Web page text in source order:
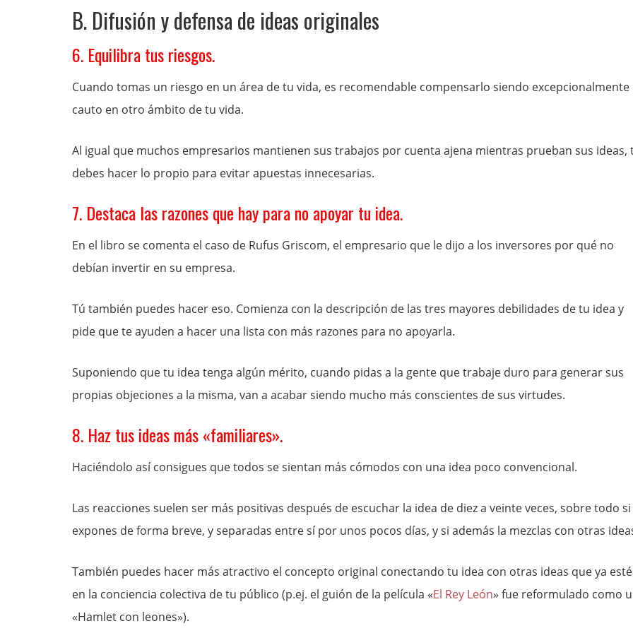
B. Difusión y defensa de ideas originales
6. Equilibra tus riesgos.
Cuando tomas un riesgo en un área de tu vida, es recomendable compensarlo siendo excepcionalmente
cauto en otro ámbito de tu vida.
Al igual que muchos empresarios mantienen sus trabajos por cuenta ajena mientras prueban sus ideas,
debes hacer lo propio para evitar apuestas innecesarias.
7. Destaca las razones que hay para no apoyar tu idea.
En el libro se comenta el caso de Rufus Griscom, el empresario que le dijo a los inversores por qué no
debían invertir en su empresa.
Tú también puedes hacer eso. Comienza con la descripción de las tres mayores debilidades de tu idea y
pide que te ayuden a hacer una lista con más razones para no apoyarla.
Suponiendo que tu idea tenga algún mérito, cuando pidas a la gente que trabaje duro para generar sus
propias objeciones a la misma, van a acabar siendo mucho más conscientes de sus virtudes.
8. Haz tus ideas más «familiares».
Haciéndolo así consigues que todos se sientan más cómodos con una idea poco convencional.
Las reacciones suelen ser más positivas después de escuchar la idea de diez a veinte veces, sobre todo
expones de forma breve, y separadas entre sí por unos pocos días, y si además la mezclas con otras
También puedes hacer más atractivo el concepto original conectando tu idea con otras ideas que ya
en la conciencia colectiva de tu público (p.ej. el guión de la película «El Rey León» fue reformulado como
«Hamlet con leones»).